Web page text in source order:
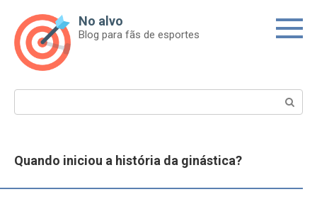
content
No alvo
Blog para fãs de esportes
Quando iniciou a história da ginástica?